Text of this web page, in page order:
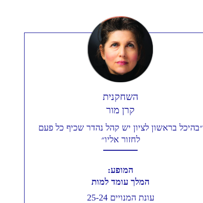
השחקנית
קרן מור
״בהיכל בראשון לציון יש קהל נהדר שכיף כל פעם
לחזור אליו״
המופע:
המלך עומד למות
עונת המנויים 25-24